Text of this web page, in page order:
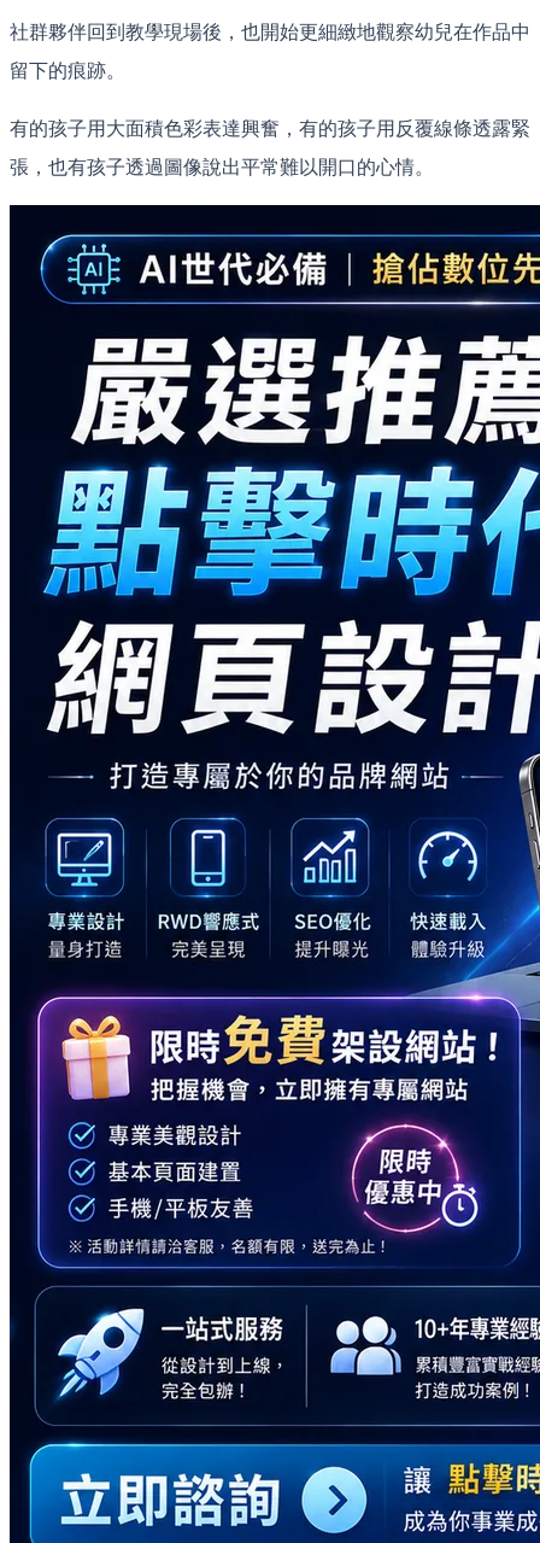
社群夥伴回到教學現場後，也開始更細緻地觀察幼兒在作品中
留下的痕跡。
有的孩子用大面積色彩表達興奮，有的孩子用反覆線條透露緊
張，也有孩子透過圖像說出平常難以開口的心情。